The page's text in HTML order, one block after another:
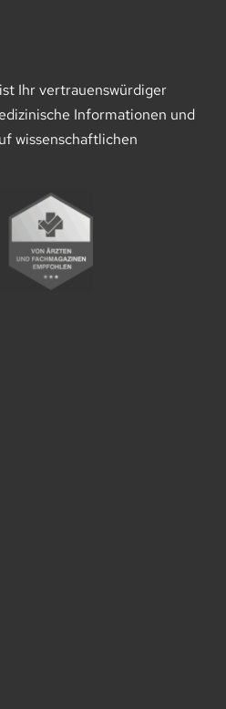
Ihr vertrauenswürdiger
Informationen und
wissenschaftlichen